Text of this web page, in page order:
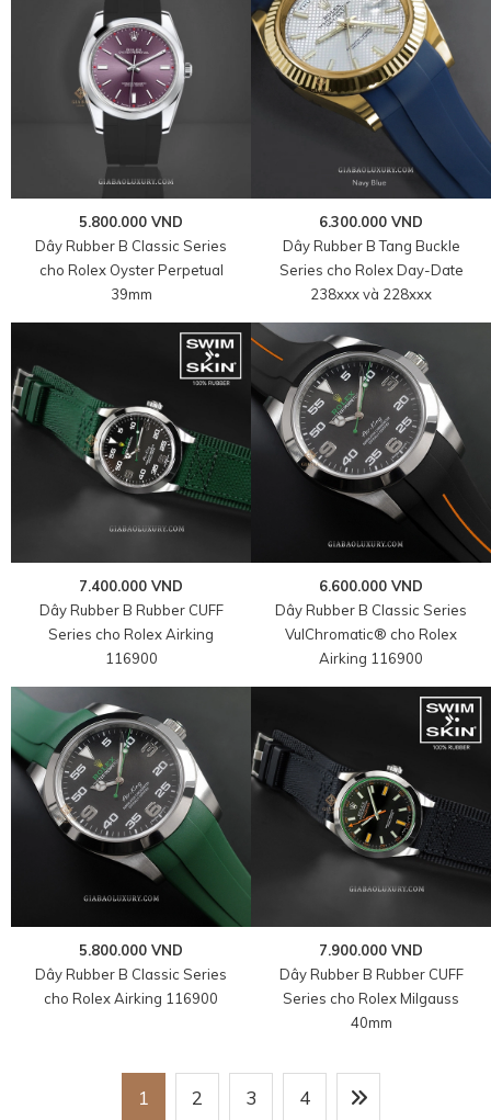
5.800.000 VND
Dây Rubber B Classic Series
cho Rolex Oyster Perpetual
39mm
6.300.000 VND
Dây Rubber B Tang Buckle
Series cho Rolex Day-Date
238xxx và 228xxx
7.400.000 VND
Dây Rubber B Rubber CUFF
Series cho Rolex Airking
116900
6.600.000 VND
Dây Rubber B Classic Series
VulChromatic® cho Rolex
Airking 116900
5.800.000 VND
Dây Rubber B Classic Series
cho Rolex Airking 116900
7.900.000 VND
Dây Rubber B Rubber CUFF
Series cho Rolex Milgauss
40mm
1 2 3 4